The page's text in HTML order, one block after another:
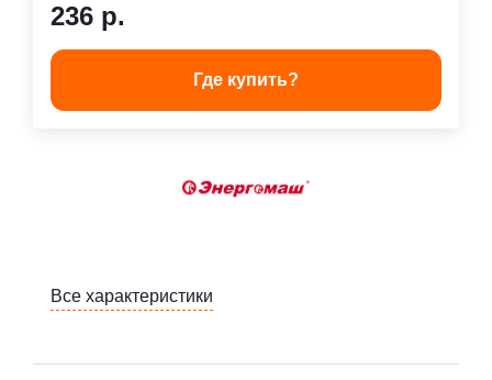
236 р.
Где купить?
Все характеристики